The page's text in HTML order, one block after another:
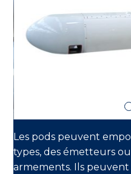
Les pods peuvent
types, des émetteurs
armements. Ils